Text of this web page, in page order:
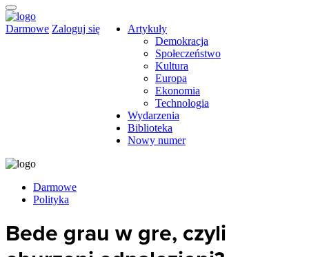
Darmowe Zaloguj się
Artykuły
Demokracja
Społeczeństwo
Kultura
Europa
Ekonomia
Technologia
Wydarzenia
Biblioteka
Nowy numer
Darmowe
Polityka
Bede grau w gre, czyli